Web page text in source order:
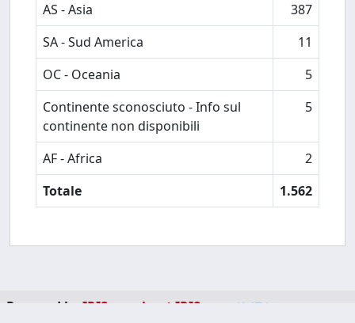
AS - Asia
387
SA - Sud America
11
OC - Oceania
5
Continente sconosciuto - Info sul
continente non disponibili
5
AF - Africa
2
Totale
1.562
Powered by IRIS about IRIS